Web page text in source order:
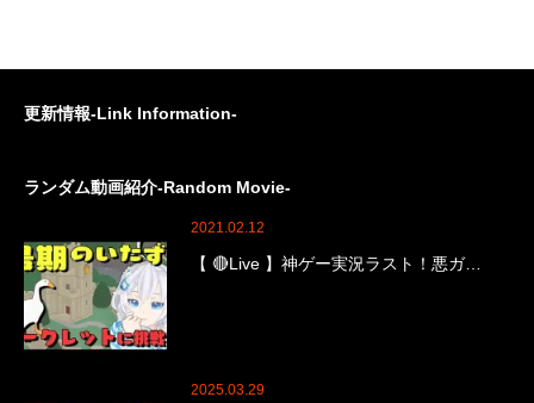
更新情報-Link Information-
ランダム動画紹介-Random Movie-
2021.02.12
【 🔴Live 】神ゲー実況ラスト！悪ガ…
2025.03.29